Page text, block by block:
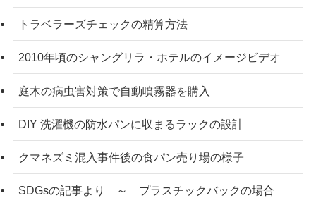
トラベラーズチェックの精算方法
2010年頃のシャングリラ・ホテルのイメージビデオ
庭木の病虫害対策で自動噴霧器を購入
DIY 洗濯機の防水パンに収まるラックの設計
クマネズミ混入事件後の食パン売り場の様子
SDGsの記事より ～ プラスチックバックの場合